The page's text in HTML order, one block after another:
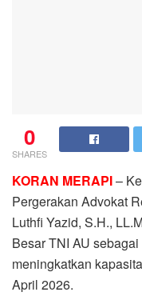
0
SHARES
KORAN MERAPI–
Pergerakan Advokat
Luthfi Yazid, S.H.,
Besar TNI AU
meningkatkan
April 2026.